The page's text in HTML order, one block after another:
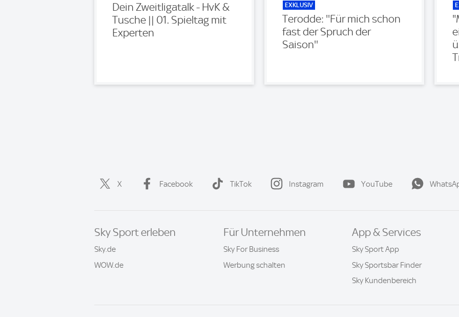
Dein Zweitligatalk - HvK &
Tusche || 01. Spieltag mit
Experten
EXKLUSIV
Terodde: ''Für mich schon
fast der Spruch der
Saison''
X Facebook TikTok Instagram YouTube
Sky Sport erleben
Sky.de
WOW.de
Für Unternehmen
Sky For Business
Werbung schalten
App & Services
Sky Sport App
Sky Sportsbar Finder
Sky Kundenbereich